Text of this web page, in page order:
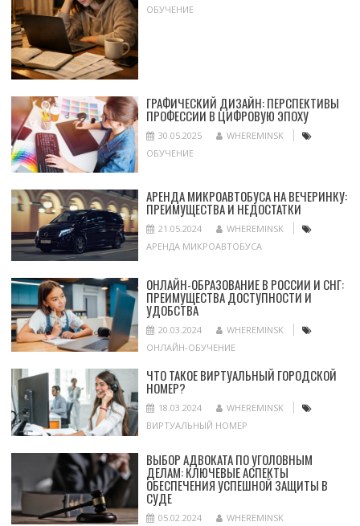
ОБУЧЕНИЕ
ГРАФИЧЕСКИЙ ДИЗАЙН: ПЕРСПЕКТИВЫ
ПРОФЕССИИ В ЦИФРОВУЮ ЭПОХУ
30.05.2025
WHEREMINSK
ОБУЧЕНИЕ
АРЕНДА МИКРОАВТОБУСА НА ВЕЧЕРИНКУ:
ПРЕИМУЩЕСТВА И НЕДОСТАТКИ
21.05.2024
WHEREMINSK
АРЕНДА МИКРОАВТОБУСА
ОНЛАЙН-ОБРАЗОВАНИЕ В РОССИИ И СНГ:
ПРЕИМУЩЕСТВА ДОСТУПНОСТИ И
УДОБСТВА
20.03.2024
WHEREMINSK
ОНЛАЙН-ОБУЧЕНИЕ
ЧТО ТАКОЕ ВИРТУАЛЬНЫЙ ГОРОДСКОЙ
НОМЕР?
18.03.2024
WHEREMINSK
ВИРТУАЛЬНЫЙ НОМЕР
ВЫБОР АДВОКАТА ПО УГОЛОВНЫМ
ДЕЛАМ: КЛЮЧЕВЫЕ АСПЕКТЫ
ОБЕСПЕЧЕНИЯ УСПЕШНОЙ ЗАЩИТЫ В
СУДЕ
05.02.2024 WHEREMINSK